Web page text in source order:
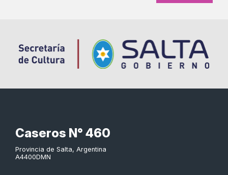
Caseros N° 460
Provincia de Salta, Argentina
A4400DMN